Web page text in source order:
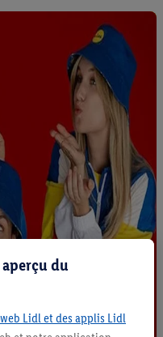
du
Lidl et des applis Lidl